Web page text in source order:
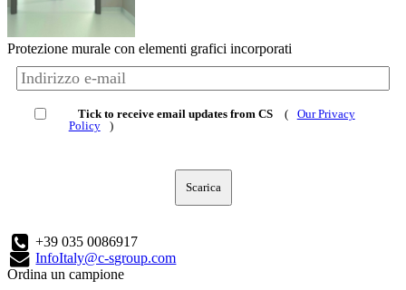
Protezione murale con elementi grafici incorporati
Tick to receive email updates from CS (
Our Privacy
Policy
)
Scarica
+39 035 0086917
InfoItaly@c-sgroup.com
Ordina un campione